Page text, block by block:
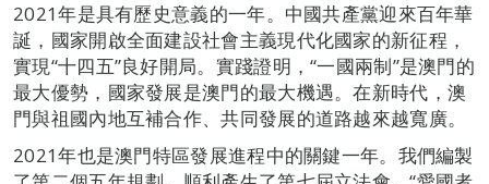
2021年是具有歷史意義的一年。中國共產黨迎來百年華
誕，國家開啟全面建設社會主義現代化國家的新征程，
實現“十四五”良好開局。實踐證明，“一國兩制”是澳門的
最大優勢，國家發展是澳門的最大機遇。在新時代，澳
門與祖國內地互補合作、共同發展的道路越來越寬廣。
2021年也是澳門特區發展進程中的關鍵一年。我們編製